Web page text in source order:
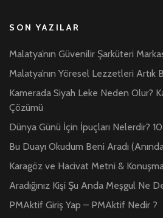
SON YAZILAR
Malatya’nın Güvenilir Şarküteri
Malatya’nın Yöresel Lezzetleri Artık
Kamerada Siyah Leke Neden Olur?
Çözümü
Dünya Günü İçin İpuçları Nelerdir?
Bu Duayı Okudum Beni Aradı
Karagöz ve Hacivat Metni &
Aradığınız Kişi Şu Anda Meşgul Ne
PMAktif Giriş Yap – PMAktif Nedir ?